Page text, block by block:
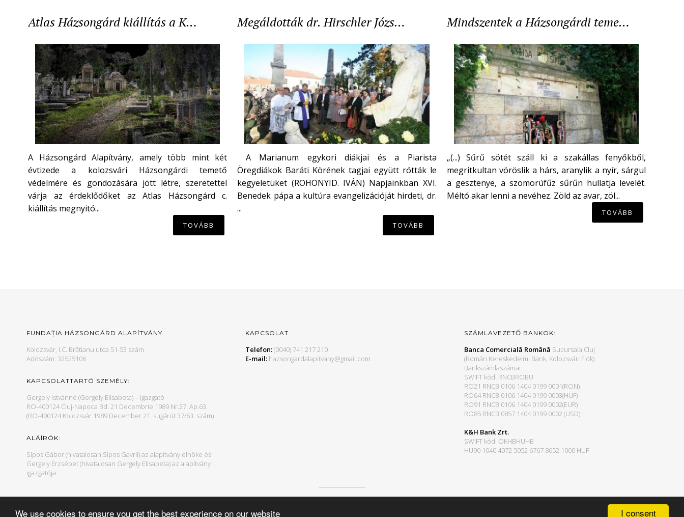
I consent
We use cookies to ensure you get the best experience on our website
Atlas Házsongárd kiállítás a K…
A Házsongárd Alapítvány, amely több mint két
évtizede a kolozsvári Házsongárdi temető
védelmére és gondozására jött létre, szeretettel
várja az érdeklődőket az Atlas Házsongárd c.
kiállítás megnyitó...
TOVÁBB
Megáldották dr. Hirschler Józs…
A Marianum egykori diákjai és a Piarista
Öregdiákok Baráti Körének tagjai együtt rótták le
kegyeletüket (ROHONYID. IVÁN) Napjainkban XVI.
Benedek pápa a kultúra evangelizációját hirdeti, dr.
...
TOVÁBB
Mindszentek a Házsongárdi teme…
„(...) Sűrű sötét száll ki a szakállas fenyőkből,
megritkultan vöröslik a hárs, aranylik a nyír, sárgul
a gesztenye, a szomorúfűz sűrűn hullatja levelét.
Méltó akar lenni a nevéhez. Zöld az avar, zöl...
TOVÁBB
FUNDAȚIA HÁZSONGÁRD ALAPÍTVÁNY
Kolozsvár, I.C. Brătianu utca 51-53 szám
Adószám: 32525106
KAPCSOLATTARTÓ SZEMÉLY:
Gergely Istvánné (Gergely Elisabeta) – igazgató
RO-400124 Cluj-Napoca Bd. 21 Decembrie 1989 Nr.37. Ap.63.
(RO-400124 Kolozsvár 1989 December 21. sugárút 37/63. szám)
ALÁÍRÓK:
Sipos Gábor (hivatalosan Sipos Gavril) az alapítvány elnöke és
Gergely Erzsébet (hivatalosan Gergely Elisabeta) az alapítvány
igazgatója
KAPCSOLAT
Telefon:(0040) 741 217 210
E-mail: hazsongardalapitvany@gmail.com
SZÁMLAVEZETŐ BANKOK:
Banca Comercială Română Sucursala Cluj
(Román Kereskedelmi Bank, Kolozsvári Fiók)
Bankszámlaszámai:
SWIFT kód: RNCBROBU
RO21 RNCB 0106 1404 0199 0001(RON)
RO64 RNCB 0106 1404 0199 0003(HUF)
RO91 RNCB 0106 1404 0199 0002(EUR)
RO85 RNCB 0857 1404 0199 0002 (USD)
K&H Bank Zrt.
SWIFT kód: OKHBHUHB
HU90 1040 4072 5052 6767 8652 1000 HUF